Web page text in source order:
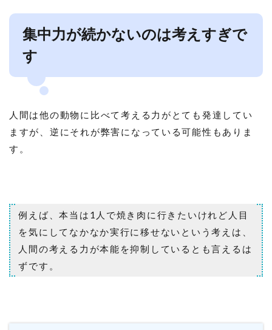
集中力が続かないのは考えすぎで
す
人間は他の動物に比べて考える力がとても発達してい
ますが、逆にそれが弊害になっている可能性もありま
す。
例えば、本当は1人で焼き肉に行きたいけれど人目
を気にしてなかなか実行に移せないという考えは、
人間の考える力が本能を抑制しているとも言えるは
ずです。